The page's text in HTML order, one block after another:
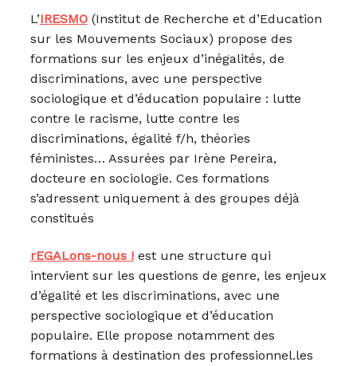
L’IRESMO(Institut de Recherche et d’Education
sur les Mouvements Sociaux) propose des
formations sur les enjeux d’inégalités, de
discriminations, avec une perspective
sociologique et d’éducation populaire : lutte
contre le racisme, lutte contre les
discriminations, égalité f/h, théories
féministes… Assurées par Irène Pereira,
docteure en sociologie. Ces formations
s’adressent uniquement à des groupes déjà
constitués
rEGALons-nous !est une structure qui
intervient sur les questions de genre, les enjeux
d’égalité et les discriminations, avec une
perspective sociologique et d’éducation
populaire. Elle propose notamment des
formations à destination des professionnel.les